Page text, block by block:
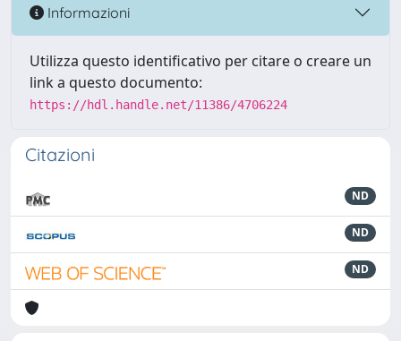
Informazioni
Utilizza questo identificativo per citare o creare un
link a questo documento:
https://hdl.handle.net/11386/4706224
Citazioni
ND
ND
ND